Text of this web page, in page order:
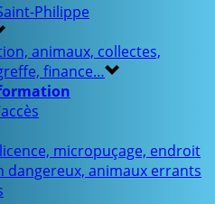
Philippe
animaux, collectes,
finance…
micropuçage, endroit
dangereux, animaux errants